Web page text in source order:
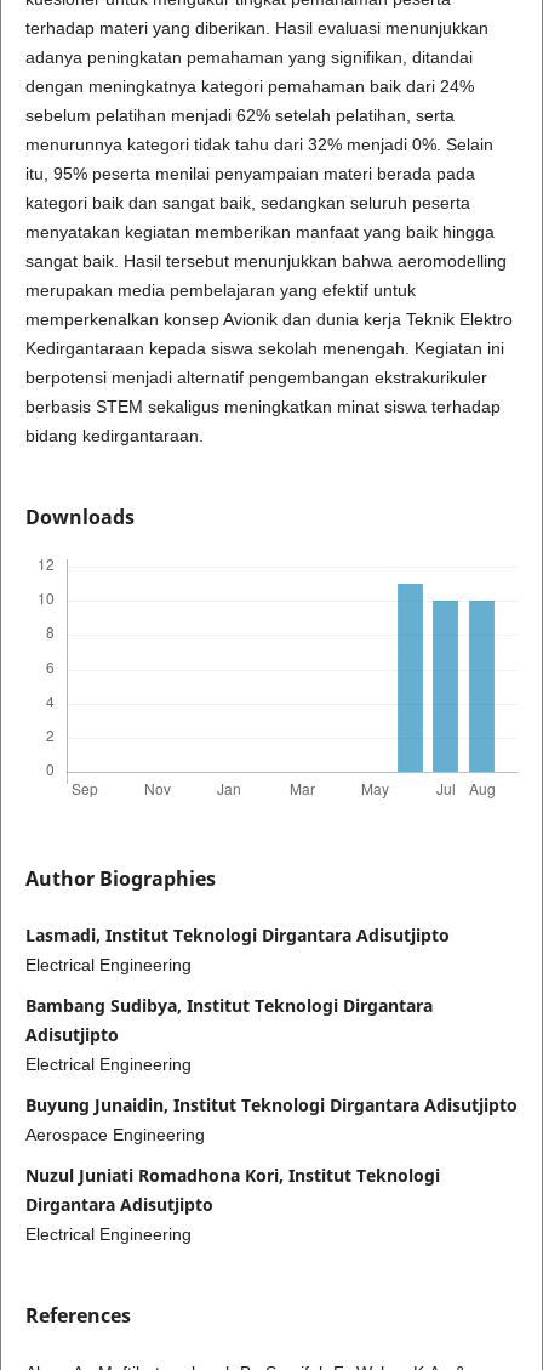
terhadap materi yang diberikan. Hasil evaluasi menunjukkan
adanya peningkatan pemahaman yang signifikan, ditandai
dengan meningkatnya kategori pemahaman baik dari 24%
sebelum pelatihan menjadi 62% setelah pelatihan, serta
menurunnya kategori tidak tahu dari 32% menjadi 0%. Selain
itu, 95% peserta menilai penyampaian materi berada pada
kategori baik dan sangat baik, sedangkan seluruh peserta
menyatakan kegiatan memberikan manfaat yang baik hingga
sangat baik. Hasil tersebut menunjukkan bahwa aeromodelling
merupakan media pembelajaran yang efektif untuk
memperkenalkan konsep Avionik dan dunia kerja Teknik Elektro
Kedirgantaraan kepada siswa sekolah menengah. Kegiatan ini
berpotensi menjadi alternatif pengembangan ekstrakurikuler
berbasis STEM sekaligus meningkatkan minat siswa terhadap
bidang kedirgantaraan.
Downloads
Author Biographies
Lasmadi, Institut Teknologi Dirgantara Adisutjipto
Electrical Engineering
Bambang Sudibya, Institut Teknologi Dirgantara
Adisutjipto
Electrical Engineering
Buyung Junaidin, Institut Teknologi Dirgantara Adisutjipto
Aerospace Engineering
Nuzul Juniati Romadhona Kori, Institut Teknologi
Dirgantara Adisutjipto
Electrical Engineering
References